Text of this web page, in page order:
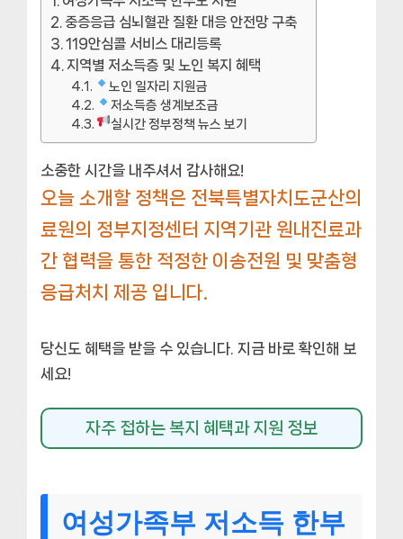
중증응급 심뇌혈관 질환 대응 안전망 구축
119안심콜 서비스 대리등록
지역별 저소득층 및 노인 복지 혜택
노인 일자리 지원금
저소득층 생계보조금
실시간 정부정책 뉴스 보기
소중한 시간을 내주셔서 감사해요!
오늘 소개할 정책은 전북특별자치도군산의
료원의 정부지정센터 지역기관 원내진료과
간 협력을 통한 적정한 이송전원 및 맞춤형
응급처치 제공 입니다.
당신도 혜택을 받을 수 있습니다. 지금 바로 확인해 보
세요!
자주 접하는 복지 혜택과 지원 정보
여성가족부 저소득 한부